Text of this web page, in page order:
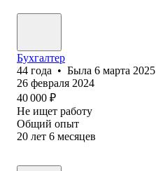
Бухгалтер
44 года • Была 6 марта 2025
26 февраля 2024
40 000 ₽
Не ищет работу
Общий опыт
20 лет 6 месяцев